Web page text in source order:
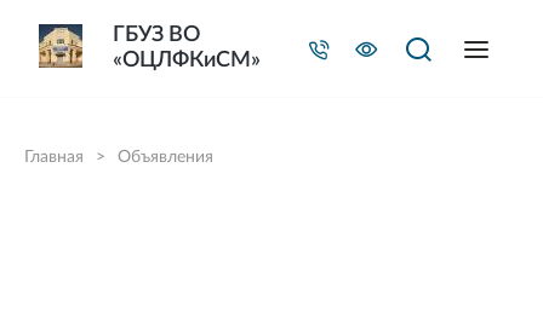
Главная > Объявления
ГБУЗ ВО
«ОЦЛФКиСМ»